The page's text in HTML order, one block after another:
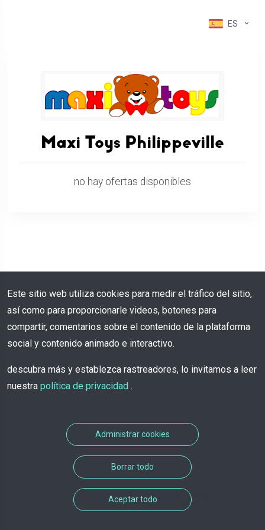
ES
Maxi Toys Philippeville
no hay ofertas disponibles
Solución de citas desarrollada
Este sitio web utiliza cookies para medir el tráfico del sitio,
así como para proporcionarle videos, botones para
compartir, comentarios sobre el contenido de la plataforma
social y contenido animado e interactivo.
descubra más y establezca rastreadores, lo invitamos a leer
nuestra política de privacidad .
Administrar cookies
Borrar todo
Aceptar todo